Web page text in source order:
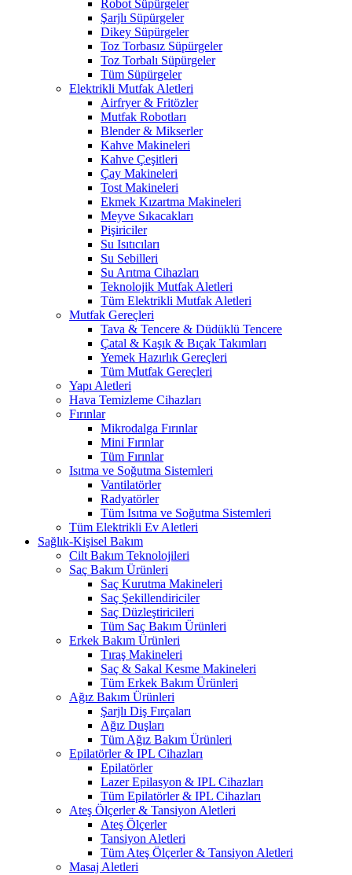
Robot Süpürgeler
Şarjlı Süpürgeler
Dikey Süpürgeler
Toz Torbasız Süpürgeler
Toz Torbalı Süpürgeler
Tüm Süpürgeler
Elektrikli Mutfak Aletleri
Airfryer & Fritözler
Mutfak Robotları
Blender & Mikserler
Kahve Makineleri
Kahve Çeşitleri
Çay Makineleri
Tost Makineleri
Ekmek Kızartma Makineleri
Meyve Sıkacakları
Pişiriciler
Su Isıtıcıları
Su Sebilleri
Su Arıtma Cihazları
Teknolojik Mutfak Aletleri
Tüm Elektrikli Mutfak Aletleri
Mutfak Gereçleri
Tava & Tencere & Düdüklü Tencere
Çatal & Kaşık & Bıçak Takımları
Yemek Hazırlık Gereçleri
Tüm Mutfak Gereçleri
Yapı Aletleri
Hava Temizleme Cihazları
Fırınlar
Mikrodalga Fırınlar
Mini Fırınlar
Tüm Fırınlar
Isıtma ve Soğutma Sistemleri
Vantilatörler
Radyatörler
Tüm Isıtma ve Soğutma Sistemleri
Tüm Elektrikli Ev Aletleri
Sağlık-Kişisel Bakım
Cilt Bakım Teknolojileri
Saç Bakım Ürünleri
Saç Kurutma Makineleri
Saç Şekillendiriciler
Saç Düzleştiricileri
Tüm Saç Bakım Ürünleri
Erkek Bakım Ürünleri
Tıraş Makineleri
Saç & Sakal Kesme Makineleri
Tüm Erkek Bakım Ürünleri
Ağız Bakım Ürünleri
Şarjlı Diş Fırçaları
Ağız Duşları
Tüm Ağız Bakım Ürünleri
Epilatörler & IPL Cihazları
Epilatörler
Lazer Epilasyon & IPL Cihazları
Tüm Epilatörler & IPL Cihazları
Ateş Ölçerler & Tansiyon Aletleri
Ateş Ölçerler
Tansiyon Aletleri
Tüm Ateş Ölçerler & Tansiyon Aletleri
Masaj Aletleri